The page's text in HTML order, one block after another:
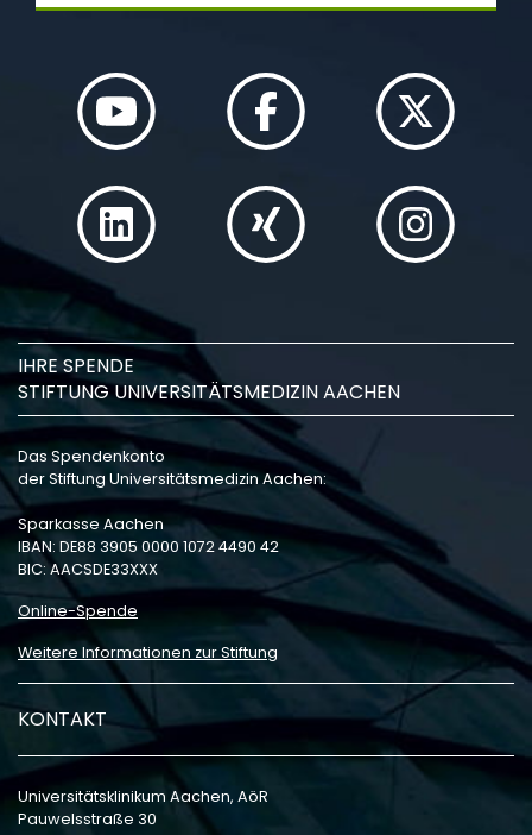
IHRE SPENDE
STIFTUNG UNIVERSITÄTSMEDIZIN AACHEN
Das Spendenkonto
der Stiftung Universitätsmedizin Aachen:
Sparkasse Aachen
IBAN: DE88 3905 0000 1072 4490 42
BIC: AACSDE33XXX
Online-Spende
Weitere Informationen zur Stiftung
KONTAKT
Universitätsklinikum Aachen, AöR
Pauwelsstraße 30